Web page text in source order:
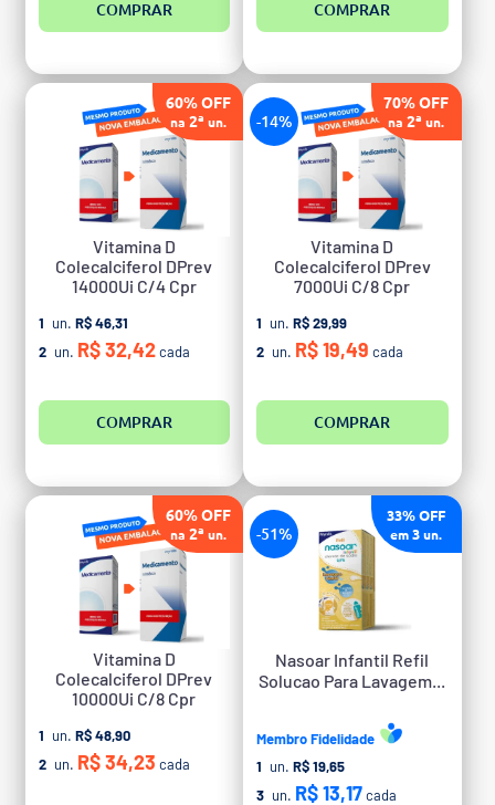
COMPRAR COMPRAR
60% OFF
na 2ª un.
Vitamina D
Colecalciferol DPrev
14000Ui C/4 Cpr
1 un. R$ 46,31
2 un. R$ 32,42cada
COMPRAR
70% OFF
na 2ª un.
-14%
Vitamina D
Colecalciferol DPrev
7000Ui C/8 Cpr
1 un. R$ 29,99
2 un. R$ 19,49 cada
COMPRAR
60% OFF
na 2ª un.
Vitamina D
Colecalciferol DPrev
10000Ui C/8 Cpr
1 un. R$ 48,90
2 un. R$ 34,23 cada
33% OFF
em3un.
-51%
Nasoar Infantil Refil
Solucao Para Lavagem...
Membro Fidelidade
1 un. R$ 19,65
3 un. R$ 13,17cada